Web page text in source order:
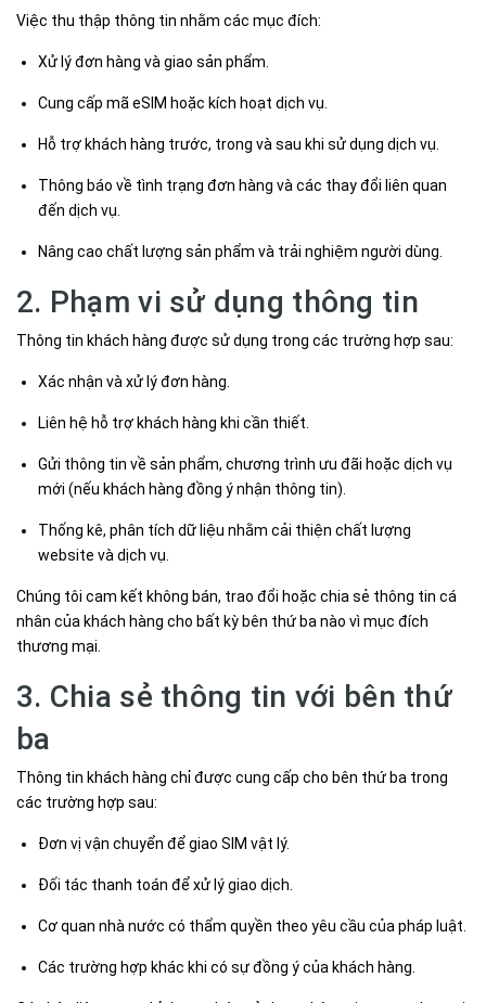
Việc thu thập thông tin nhằm các mục đích:
Xử lý đơn hàng và giao sản phẩm.
Cung cấp mã eSIM hoặc kích hoạt dịch vụ.
Hỗ trợ khách hàng trước, trong và sau khi sử dụng dịch vụ.
Thông báo về tình trạng đơn hàng và các thay đổi liên quan
đến dịch vụ.
Nâng cao chất lượng sản phẩm và trải nghiệm người dùng.
2. Phạm vi sử dụng thông tin
Thông tin khách hàng được sử dụng trong các trường hợp sau:
Xác nhận và xử lý đơn hàng.
Liên hệ hỗ trợ khách hàng khi cần thiết.
Gửi thông tin về sản phẩm, chương trình ưu đãi hoặc dịch vụ
mới (nếu khách hàng đồng ý nhận thông tin).
Thống kê, phân tích dữ liệu nhằm cải thiện chất lượng
website và dịch vụ.
Chúng tôi cam kết không bán, trao đổi hoặc chia sẻ thông tin cá
nhân của khách hàng cho bất kỳ bên thứ ba nào vì mục đích
thương mại.
3. Chia sẻ thông tin với bên thứ
ba
Thông tin khách hàng chỉ được cung cấp cho bên thứ ba trong
các trường hợp sau:
Đơn vị vận chuyển để giao SIM vật lý.
Đối tác thanh toán để xử lý giao dịch.
Cơ quan nhà nước có thẩm quyền theo yêu cầu của pháp luật.
Các trường hợp khác khi có sự đồng ý của khách hàng.